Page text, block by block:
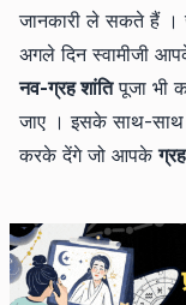
जानकारी ले सकते हैं ।
अगले दिन स्वामीजी
नव-ग्रह शांतिपूजा भी
जाए । इसके साथ-
करके देंगे जो आपके